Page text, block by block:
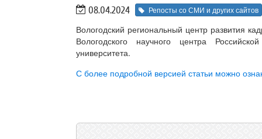
08.04.2024 Репосты со СМИ и других сайтов
Вологодский региональный центр развития
Вологодского научного центра
университета.
С более подробной версией статьи можно